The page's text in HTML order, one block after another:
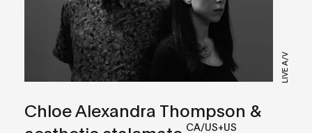
LIVE A/V
Chloe Alexandra Thompson &
CA/US+US